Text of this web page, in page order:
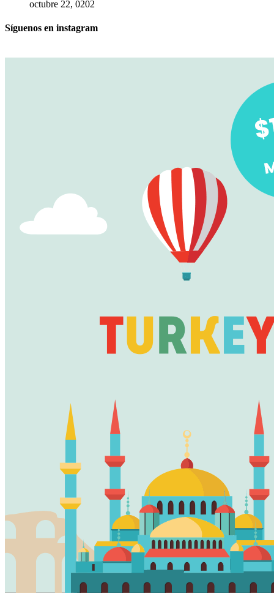
octubre 22, 0202
Síguenos en instagram